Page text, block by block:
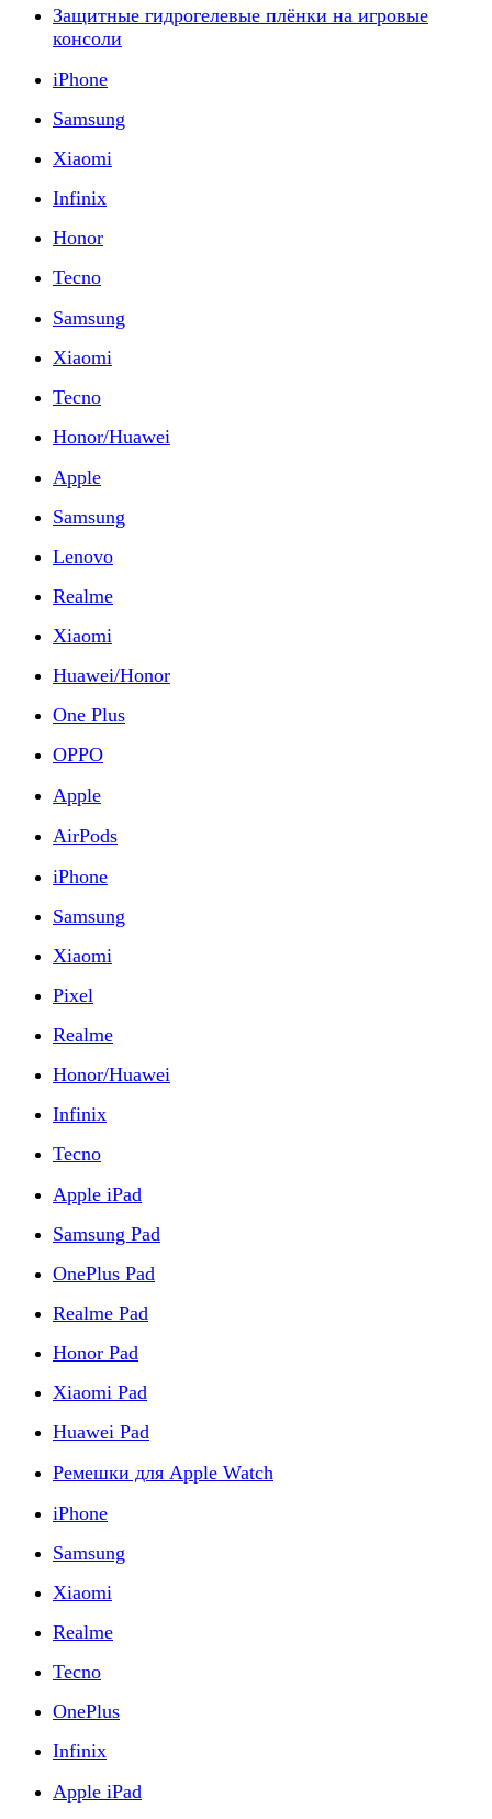
Защитные гидрогелевые плёнки на игровые
консоли
iPhone
Samsung
Xiaomi
Infinix
Honor
Tecno
Samsung
Xiaomi
Tecno
Honor/Huawei
Apple
Samsung
Lenovo
Realme
Xiaomi
Huawei/Honor
One Plus
OPPO
Apple
AirPods
iPhone
Samsung
Xiaomi
Pixel
Realme
Honor/Huawei
Infinix
Tecno
Apple iPad
Samsung Pad
OnePlus Pad
Realme Pad
Honor Pad
Xiaomi Pad
Huawei Pad
Ремешки для Apple Watch
iPhone
Samsung
Xiaomi
Realme
Tecno
OnePlus
Infinix
Apple iPad